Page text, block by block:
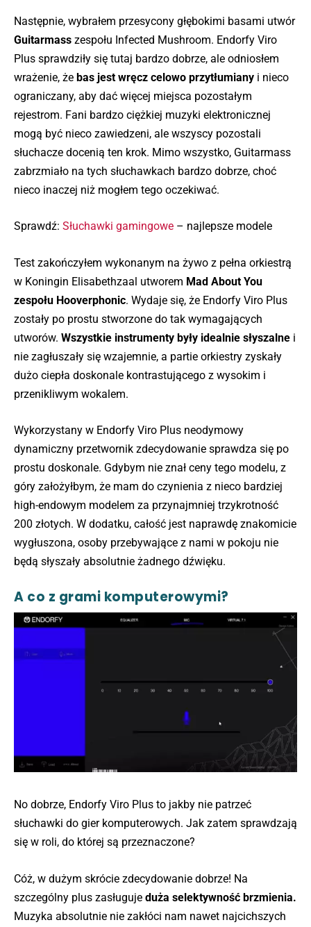
Następnie, wybrałem przesycony głębokimi basami utwór
Guitarmass zespołu Infected Mushroom. Endorfy Viro
Plus sprawdziły się tutaj bardzo dobrze, ale odniosłem
wrażenie, że bas jest wręcz celowo przytłumiany i nieco
ograniczany, aby dać więcej miejsca pozostałym
rejestrom. Fani bardzo ciężkiej muzyki elektronicznej
mogą być nieco zawiedzeni, ale wszyscy pozostali
słuchacze docenią ten krok. Mimo wszystko, Guitarmass
zabrzmiało na tych słuchawkach bardzo dobrze, choć
nieco inaczej niż mogłem tego oczekiwać.
Sprawdź: Słuchawki gamingowe – najlepsze modele
Test zakończyłem wykonanym na żywo z pełna orkiestrą
w Koningin Elisabethzaal utworem Mad About You
zespołu Hooverphonic. Wydaje się, że Endorfy Viro Plus
zostały po prostu stworzone do tak wymagających
utworów. Wszystkie instrumenty były idealnie słyszalne i
nie zagłuszały się wzajemnie, a partie orkiestry zyskały
dużo ciepła doskonale kontrastującego z wysokim i
przenikliwym wokalem.
Wykorzystany w Endorfy Viro Plus neodymowy
dynamiczny przetwornik zdecydowanie sprawdza się po
prostu doskonale. Gdybym nie znał ceny tego modelu, z
góry założyłbym, że mam do czynienia z nieco bardziej
high-endowym modelem za przynajmniej trzykrotność
200 złotych. W dodatku, całość jest naprawdę znakomicie
wygłuszona, osoby przebywające z nami w pokoju nie
będą słyszały absolutnie żadnego dźwięku.
A co z grami komputerowymi?
No dobrze, Endorfy Viro Plus to jakby nie patrzeć
słuchawki do gier komputerowych. Jak zatem sprawdzają
się w roli, do której są przeznaczone?
Cóż, w dużym skrócie zdecydowanie dobrze! Na
szczególny plus zasługuje duża selektywność brzmienia.
Muzyka absolutnie nie zakłóci nam nawet najcichszych